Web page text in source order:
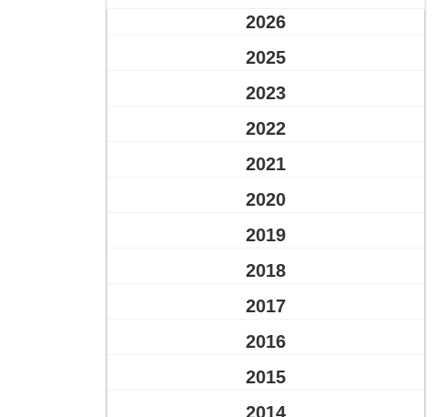
2026
2025
2023
2022
2021
2020
2019
2018
2017
2016
2015
2014